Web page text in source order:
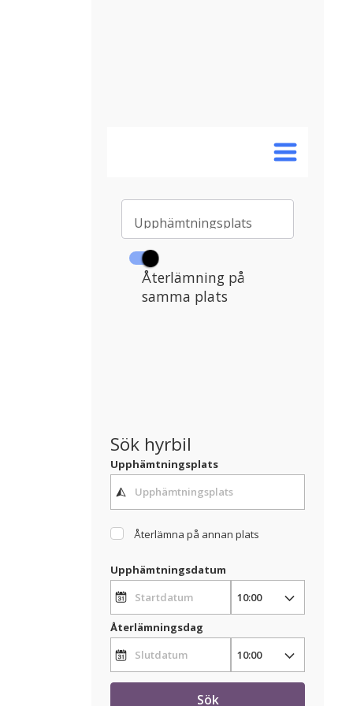
Sök hyrbil
Upphämtningsplats
Återlämna på annan plats
Upphämtningsdatum
Återlämningsdag
Sök